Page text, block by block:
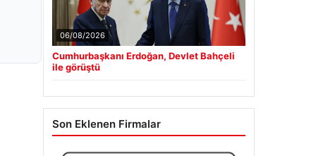
06/08/2026
Cumhurbaşkanı Erdoğan, Devlet Bahçeli
ile görüştü
Son Eklenen Firmalar